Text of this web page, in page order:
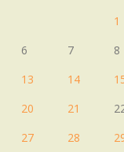
1
6
7 8
13
14
20
21
27
28